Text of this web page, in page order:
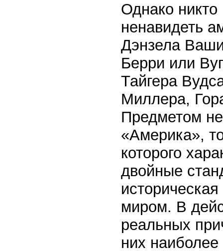
Однако
ненавидеть
Дэнзела
Берри или
Тайгера
Миллера,
Предметом
«Америка»,
которого
двойные
миром. В
реальных
них